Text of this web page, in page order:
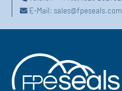
E-Mail: sales@fpeseals.com